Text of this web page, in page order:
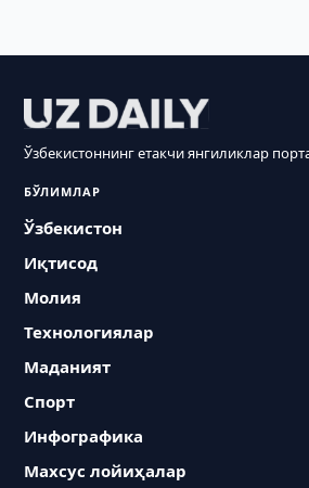
Ўзбекистоннинг етакчи янгиликлар
БЎЛИМЛАР
Ўзбекистон
Иқтисод
Молия
Технологиялар
Маданият
Спорт
Инфографика
Махсус лойиҳалар